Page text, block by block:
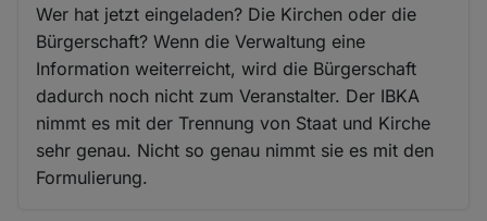
Wer hat jetzt eingeladen? Die Kirchen oder die
Bürgerschaft? Wenn die Verwaltung eine
Information weiterreicht, wird die Bürgerschaft
dadurch noch nicht zum Veranstalter. Der IBKA
nimmt es mit der Trennung von Staat und Kirche
sehr genau. Nicht so genau nimmt sie es mit den
Formulierung.